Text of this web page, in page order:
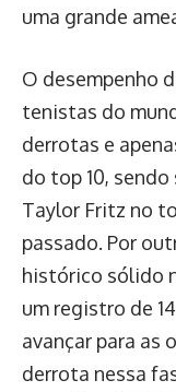
uma grande
O desempenho
tenistas do
derrotas e
do top 10,
Taylor Fritz no
passado. Por
histórico sólido
um registro de
avançar para as
derrota nessa